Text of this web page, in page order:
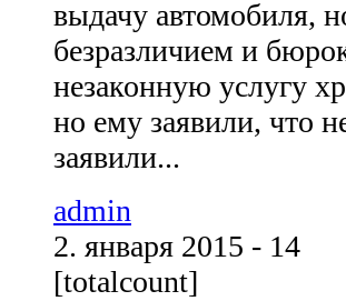
выдачу автомобиля,
безразличием и
незаконную услугу
но ему заявили, что
заявили...
admin
2. января 2015 - 14
[totalcount]